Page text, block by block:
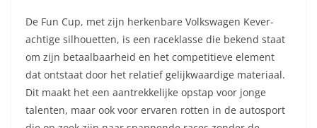
De Fun Cup, met zijn herkenbare Volkswagen Kever-
achtige silhouetten, is een raceklasse die bekend staat
om zijn betaalbaarheid en het competitieve element
dat ontstaat door het relatief gelijkwaardige materiaal.
Dit maakt het een aantrekkelijke opstap voor jonge
talenten, maar ook voor ervaren rotten in de autosport